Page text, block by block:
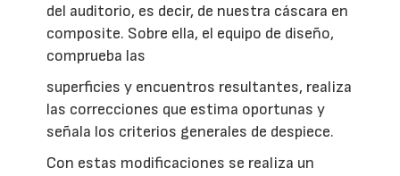
del auditorio, es decir, de nuestra cáscara en
composite. Sobre ella, el equipo de diseño,
comprueba las
superficies y encuentros resultantes, realiza
las correcciones que estima oportunas y
señala los criterios generales de despiece.
Con estas modificaciones se realiza un